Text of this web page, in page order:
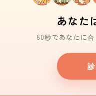
あなた
60秒であなたに